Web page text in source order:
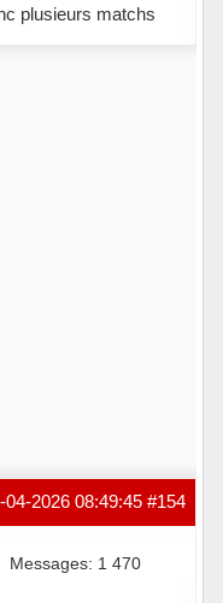
plusieurs matchs
#154
04-2026 08:49:45
Messages: 1 470